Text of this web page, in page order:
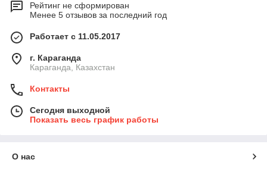
Рейтинг не сформирован
Менее 5 отзывов за последний год
Работает с 11.05.2017
г. Караганда
Караганда, Казахстан
Контакты
Сегодня выходной
Показать весь график работы
О нас